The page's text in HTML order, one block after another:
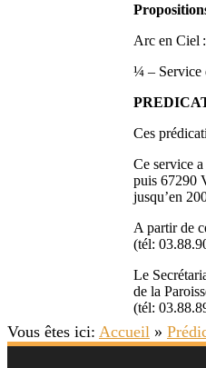
Arc en Ciel
¼ – Service
Ces
Ce service
puis 67290
jusqu’en
A partir de
(tél:
Le
de la
(tél:
Vous êtes ici: Accueil »